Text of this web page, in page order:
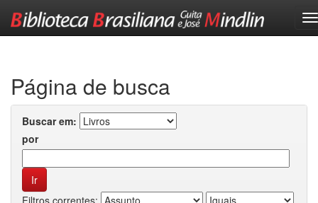
Página de busca
Buscar em:
por
Filtros correntes: